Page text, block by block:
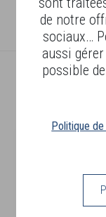
de notre
sociaux…
aussi
possible
Politique
OFFRES